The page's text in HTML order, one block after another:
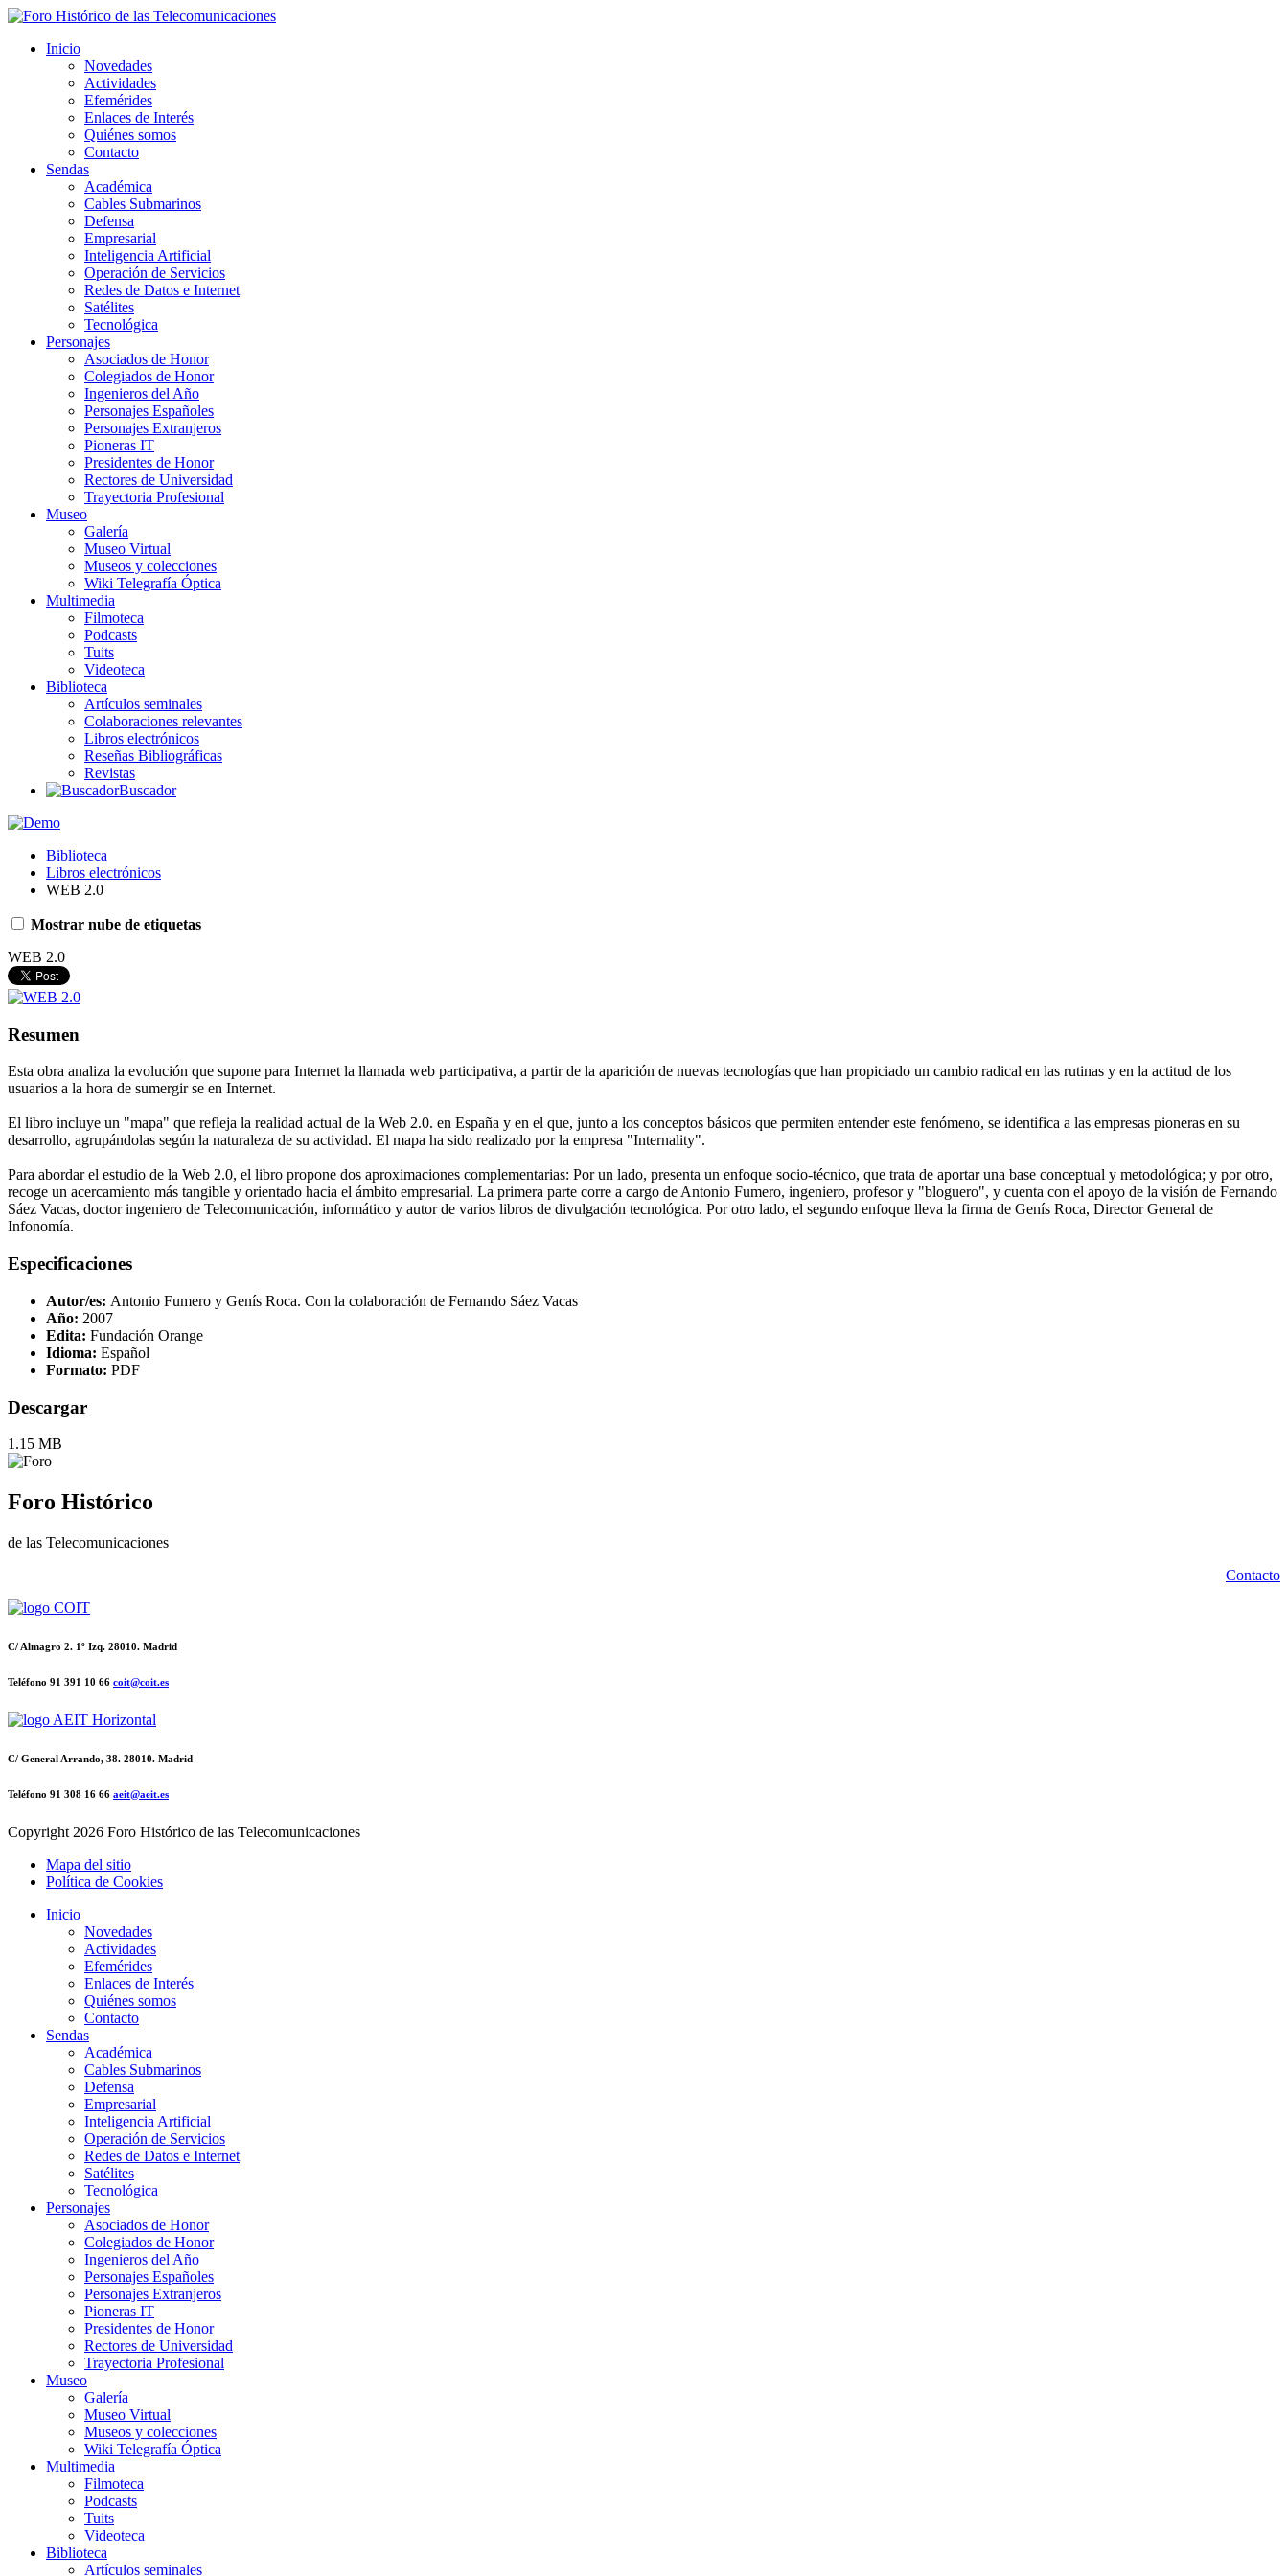
Inicio
Novedades
Actividades
Efemérides
Enlaces de Interés
Quiénes somos
Contacto
Sendas
Académica
Cables Submarinos
Defensa
Empresarial
Inteligencia Artificial
Operación de Servicios
Redes de Datos e Internet
Satélites
Tecnológica
Personajes
Asociados de Honor
Colegiados de Honor
Ingenieros del Año
Personajes Españoles
Personajes Extranjeros
Pioneras IT
Presidentes de Honor
Rectores de Universidad
Trayectoria Profesional
Museo
Galería
Museo Virtual
Museos y colecciones
Wiki Telegrafía Óptica
Multimedia
Filmoteca
Podcasts
Tuits
Videoteca
Biblioteca
Artículos seminales
Colaboraciones relevantes
Libros electrónicos
Reseñas Bibliográficas
Revistas
Buscador
Biblioteca
Libros electrónicos
WEB 2.0
Mostrar nube de etiquetas
WEB 2.0
Resumen
Esta obra analiza la evolución que supone para Internet la llamada web participativa, a partir de la aparición de nuevas tecnologías que han propiciado un cambio radical en las rutinas y en la actitud de los
usuarios a la hora de sumergir se en Internet.
El libro incluye un "mapa" que refleja la realidad actual de la Web 2.0. en España y en el que, junto a los conceptos básicos que permiten entender este fenómeno, se identifica a las empresas pioneras en su
desarrollo, agrupándolas según la naturaleza de su actividad. El mapa ha sido realizado por la empresa "Internality".
Para abordar el estudio de la Web 2.0, el libro propone dos aproximaciones complementarias: Por un lado, presenta un enfoque socio-técnico, que trata de aportar una base conceptual y metodológica; y por otro,
recoge un acercamiento más tangible y orientado hacia el ámbito empresarial. La primera parte corre a cargo de Antonio Fumero, ingeniero, profesor y "bloguero", y cuenta con el apoyo de la visión de Fernando
Sáez Vacas, doctor ingeniero de Telecomunicación, informático y autor de varios libros de divulgación tecnológica. Por otro lado, el segundo enfoque lleva la firma de Genís Roca, Director General de
Infonomía.
Especificaciones
Autor/es: Antonio Fumero y Genís Roca. Con la colaboración de Fernando Sáez Vacas
Año: 2007
Edita: Fundación Orange
Idioma: Español
Formato: PDF
Descargar
1.15 MB
Foro Histórico
de las Telecomunicaciones
Contacto
C/ Almagro 2. 1º Izq. 28010. Madrid
Teléfono 91 391 10 66 coit@coit.es
C/ General Arrando, 38. 28010. Madrid
Teléfono 91 308 16 66 aeit@aeit.es
Copyright 2026 Foro Histórico de las Telecomunicaciones
Mapa del sitio
Política de Cookies
Inicio
Novedades
Actividades
Efemérides
Enlaces de Interés
Quiénes somos
Contacto
Sendas
Académica
Cables Submarinos
Defensa
Empresarial
Inteligencia Artificial
Operación de Servicios
Redes de Datos e Internet
Satélites
Tecnológica
Personajes
Asociados de Honor
Colegiados de Honor
Ingenieros del Año
Personajes Españoles
Personajes Extranjeros
Pioneras IT
Presidentes de Honor
Rectores de Universidad
Trayectoria Profesional
Museo
Galería
Museo Virtual
Museos y colecciones
Wiki Telegrafía Óptica
Multimedia
Filmoteca
Podcasts
Tuits
Videoteca
Biblioteca
Artículos seminales